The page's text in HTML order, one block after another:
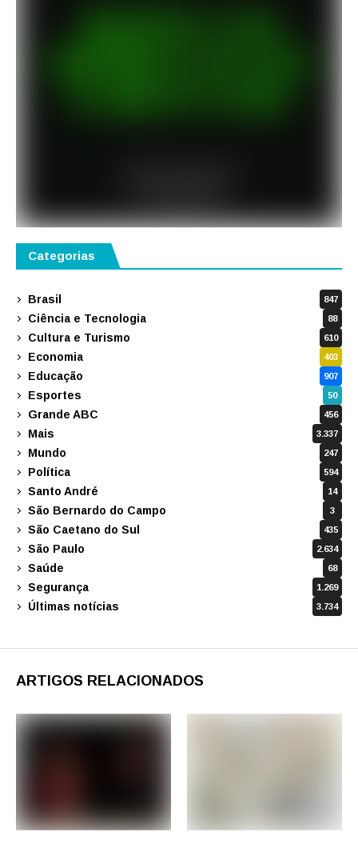
Categorias
Brasil 847
Ciência e Tecnologia 88
Cultura e Turismo 610
Economia 403
Educação 907
Esportes 50
Grande ABC 456
Mais 3.337
Mundo 247
Política 594
Santo André 14
São Bernardo do Campo 3
São Caetano do Sul 435
São Paulo 2.634
Saúde 68
Segurança 1.269
Últimas notícias 3.734
ARTIGOS RELACIONADOS